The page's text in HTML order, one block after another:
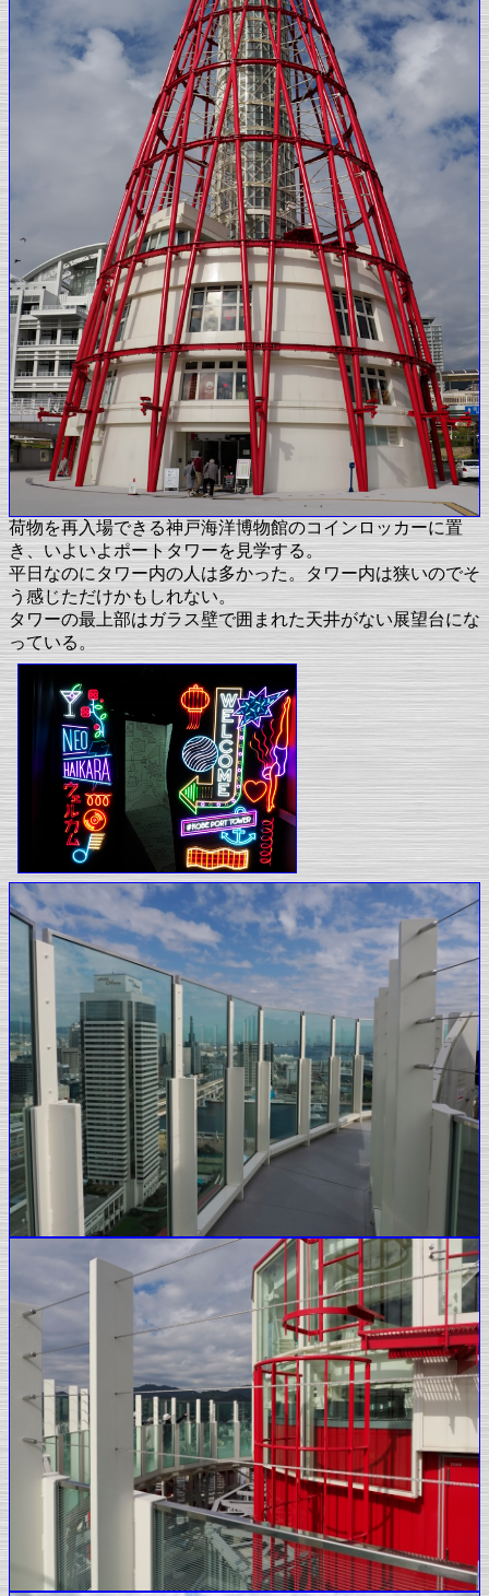
荷物を再入場できる神戸海洋博物館のコインロッカーに置
き、いよいよポートタワーを見学する。
平日なのにタワー内の人は多かった。タワー内は狭いのでそ
う感じただけかもしれない。
タワーの最上部はガラス壁で囲まれた天井がない展望台にな
っている。